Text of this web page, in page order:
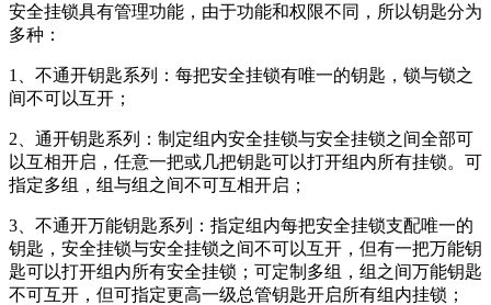
安全挂锁具有管理功能，由于功能和权限不同，所以钥匙分为
多种：
1、不通开钥匙系列：每把安全挂锁有唯一的钥匙，锁与锁之
间不可以互开；
2、通开钥匙系列：制定组内安全挂锁与安全挂锁之间全部可
以互相开启，任意一把或几把钥匙可以打开组内所有挂锁。可
指定多组，组与组之间不可互相开启；
3、不通开万能钥匙系列：指定组内每把安全挂锁支配唯一的
钥匙，安全挂锁与安全挂锁之间不可以互开，但有一把万能钥
匙可以打开组内所有安全挂锁；可定制多组，组之间万能钥匙
不可互开，但可指定更高一级总管钥匙开启所有组内挂锁；